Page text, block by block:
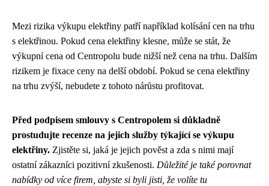
Mezi rizika výkupu elektřiny patří například kolísání cen na trhu
s elektřinou. Pokud cena elektřiny klesne, může se stát, že
výkupní cena od Centropolu bude nižší než cena na trhu. Dalším
rizikem je fixace ceny na delší období. Pokud se cena elektřiny
na trhu zvýší, nebudete z tohoto nárůstu profitovat.
Před podpisem smlouvy s Centropolem si důkladně
prostudujte recenze na jejich služby týkající se výkupu
elektřiny. Zjistěte si, jaká je jejich pověst a zda s nimi mají
ostatní zákazníci pozitivní zkušenosti. Důležité je také porovnat
nabídky od více firem, abyste si byli jisti, že volíte tu